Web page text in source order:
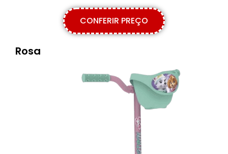
CONFERIR PREÇO
Rosa